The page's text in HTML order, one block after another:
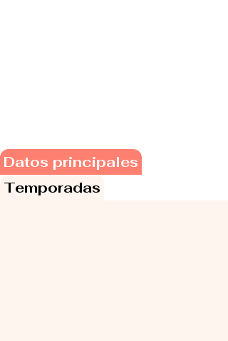
Datos principales
Temporadas